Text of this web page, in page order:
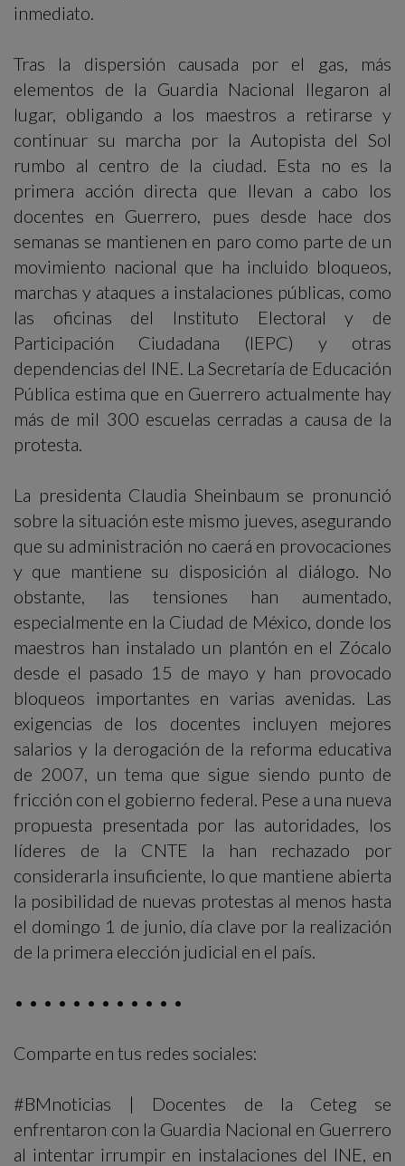
inmediato.
Tras la dispersión causada por el gas, más
elementos de la Guardia Nacional llegaron al
lugar, obligando a los maestros a retirarse y
continuar su marcha por la Autopista del Sol
rumbo al centro de la ciudad. Esta no es la
primera acción directa que llevan a cabo los
docentes en Guerrero, pues desde hace dos
semanas se mantienen en paro como parte de un
movimiento nacional que ha incluido bloqueos,
marchas y ataques a instalaciones públicas, como
las oficinas del Instituto Electoral y de
Participación Ciudadana (IEPC) y otras
dependencias del INE. La Secretaría de Educación
Pública estima que en Guerrero actualmente hay
más de mil 300 escuelas cerradas a causa de la
protesta.
La presidenta Claudia Sheinbaum se pronunció
sobre la situación este mismo jueves, asegurando
que su administración no caerá en provocaciones
y que mantiene su disposición al diálogo. No
obstante, las tensiones han aumentado,
especialmente en la Ciudad de México, donde los
maestros han instalado un plantón en el Zócalo
desde el pasado 15 de mayo y han provocado
bloqueos importantes en varias avenidas. Las
exigencias de los docentes incluyen mejores
salarios y la derogación de la reforma educativa
de 2007, un tema que sigue siendo punto de
fricción con el gobierno federal. Pese a una nueva
propuesta presentada por las autoridades, los
líderes de la CNTE la han rechazado por
considerarla insuficiente, lo que mantiene abierta
la posibilidad de nuevas protestas al menos hasta
el domingo 1 de junio, día clave por la realización
de la primera elección judicial en el país.
• • • • • • • • • • • •
Comparte en tus redes sociales:
#BMnoticias | Docentes de la Ceteg se
enfrentaron con la Guardia Nacional en Guerrero
al intentar irrumpir en instalaciones del INE, en